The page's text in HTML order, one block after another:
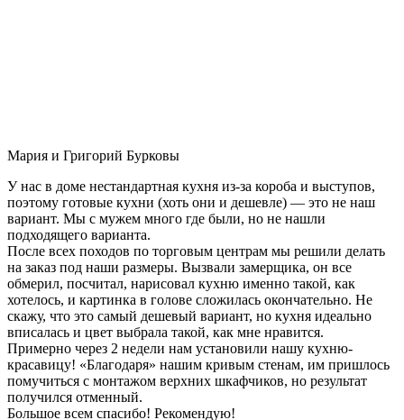
Мария и Григорий Бурковы
У нас в доме нестандартная кухня из-за короба и выступов,
поэтому готовые кухни (хоть они и дешевле) — это не наш
вариант. Мы с мужем много где были, но не нашли
подходящего варианта.
После всех походов по торговым центрам мы решили делать
на заказ под наши размеры. Вызвали замерщика, он все
обмерил, посчитал, нарисовал кухню именно такой, как
хотелось, и картинка в голове сложилась окончательно. Не
скажу, что это самый дешевый вариант, но кухня идеально
вписалась и цвет выбрала такой, как мне нравится.
Примерно через 2 недели нам установили нашу кухню-
красавицу! «Благодаря» нашим кривым стенам, им пришлось
помучиться с монтажом верхних шкафчиков, но результат
получился отменный.
Большое всем спасибо! Рекомендую!